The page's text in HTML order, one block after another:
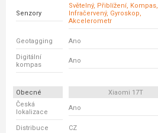
Senzory
Světelný, Přiblížení, Kompas,
Infračervený, Gyroskop,
Akcelerometr
Geotagging Ano
Digitální
kompas
Ano
Obecné Xiaomi 17T
Česká
lokalizace
Ano
Distribuce CZ